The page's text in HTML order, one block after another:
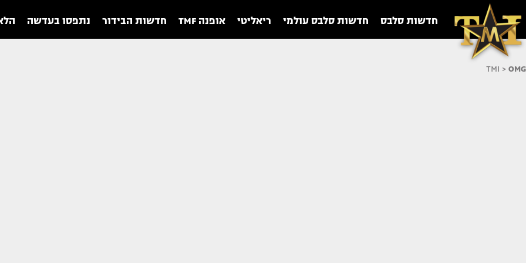
חדשות סלבס חדשות סלבס עולמי ריאליטי אופנה TMF חדשות הבידור נתפסו בעדשה
TMI > OMG